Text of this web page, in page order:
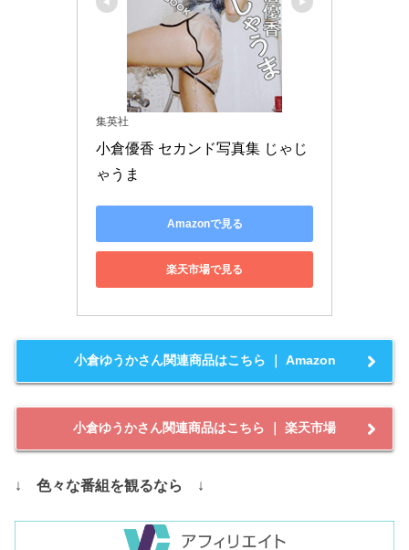
集英社
小倉優香 セカンド写真集 じゃじ
ゃうま
Amazonで見る
楽天市場で見る
小倉ゆうかさん関連商品はこちら ｜ Amazon
小倉ゆうかさん関連商品はこちら ｜ 楽天市場
↓ 色々な番組を観るなら ↓